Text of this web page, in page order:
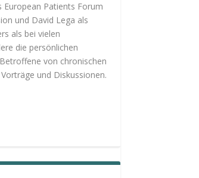
European Patients Forum
und David Lega als
als bei vielen
die persönlichen
von chronischen
und Diskussionen.